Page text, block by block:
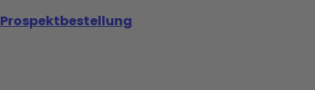
Prospektbestellung